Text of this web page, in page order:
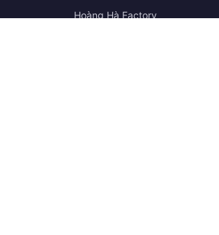
Hoàng Hà Factory